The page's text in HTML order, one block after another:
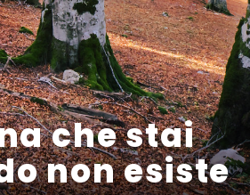
che stai
non esiste